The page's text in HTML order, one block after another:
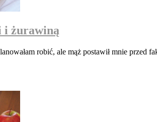
i żurawiną
robić, ale mąż postawił mnie przed